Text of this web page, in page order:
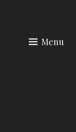
Menu